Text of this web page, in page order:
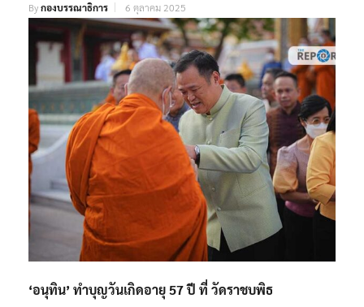
Byกองบรรณาธิการ 6 ตุลาคม 2025
‘อนุทิน’ ทำบุญวันเกิดอายุ 57 ปี ที่ วัดราชบพิธ